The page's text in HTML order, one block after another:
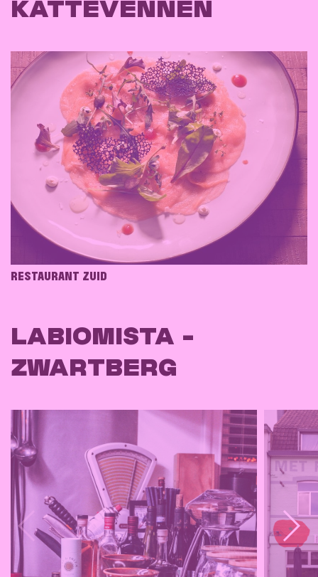
KATTEVENNEN
RESTAURANT ZUID
LABIOMISTA -
ZWARTBERG